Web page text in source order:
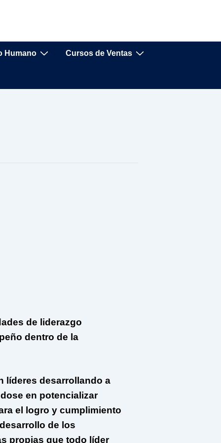
Humano Cursos de Ventas
de liderazgo
dentro de la
líderes desarrollando a
en potencializar
el logro y cumplimiento
de los
propias que todo líder